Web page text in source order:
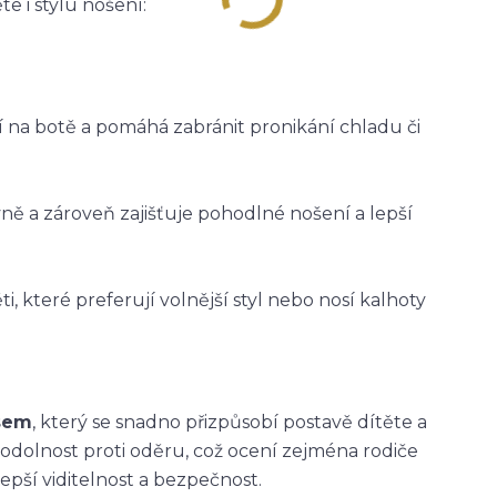
i stylu nošení:
botě a pomáhá zabránit pronikání chladu či
a zároveň zajišťuje pohodlné nošení a lepší
které preferují volnější styl nebo nosí kalhoty
, který se snadno přizpůsobí postavě dítěte a
proti oděru, což ocení zejména rodiče
viditelnost a bezpečnost.